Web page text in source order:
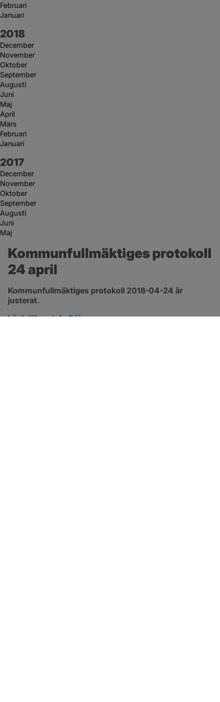
Februari
Januari
År:
2018
December
November
Oktober
September
Augusti
Juni
Maj
April
Mars
Februari
Januari
År:
2017
December
November
Oktober
September
Augusti
Juni
Maj
Kommunfullmäktiges protokoll
24 april
Kommunfullmäktiges protokoll 2018-04-24 är
justerat.
Länk till protokoll
pdf, 2.9 MB, öppnas i nytt fönster.